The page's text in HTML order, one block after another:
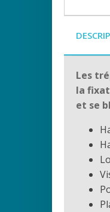
Les
la
et se